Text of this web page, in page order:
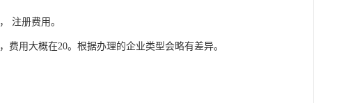
注册费用。
用大概在20。根据办理的企业类型会略有差异。